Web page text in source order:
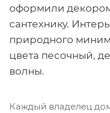
оформили
сантехнику.
природного
цвета песочный,
волны.
Каждый владелец